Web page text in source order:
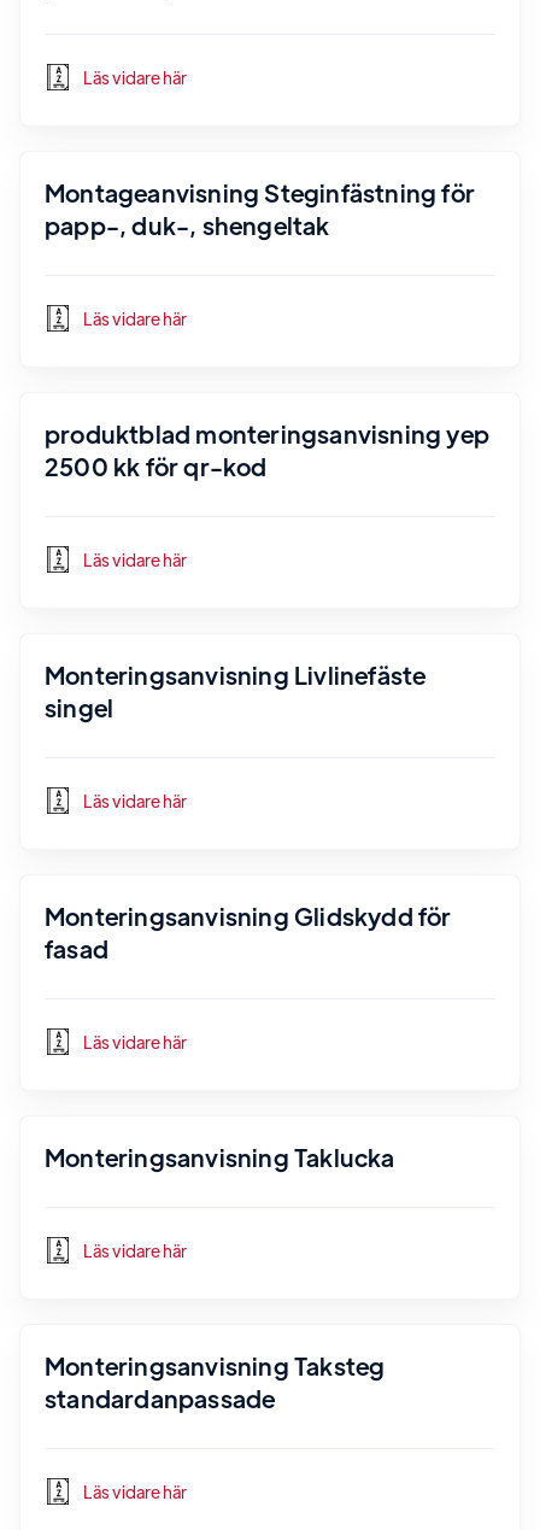
Läs vidare här
Montageanvisning Steginfästning för
papp-, duk-, shengeltak
Läs vidare här
produktblad monteringsanvisning yep
2500 kk för qr-kod
Läs vidare här
Monteringsanvisning Livlinefäste
singel
Läs vidare här
Monteringsanvisning Glidskydd för
fasad
Läs vidare här
Monteringsanvisning Taklucka
Läs vidare här
Monteringsanvisning Taksteg
standardanpassade
Läs vidare här